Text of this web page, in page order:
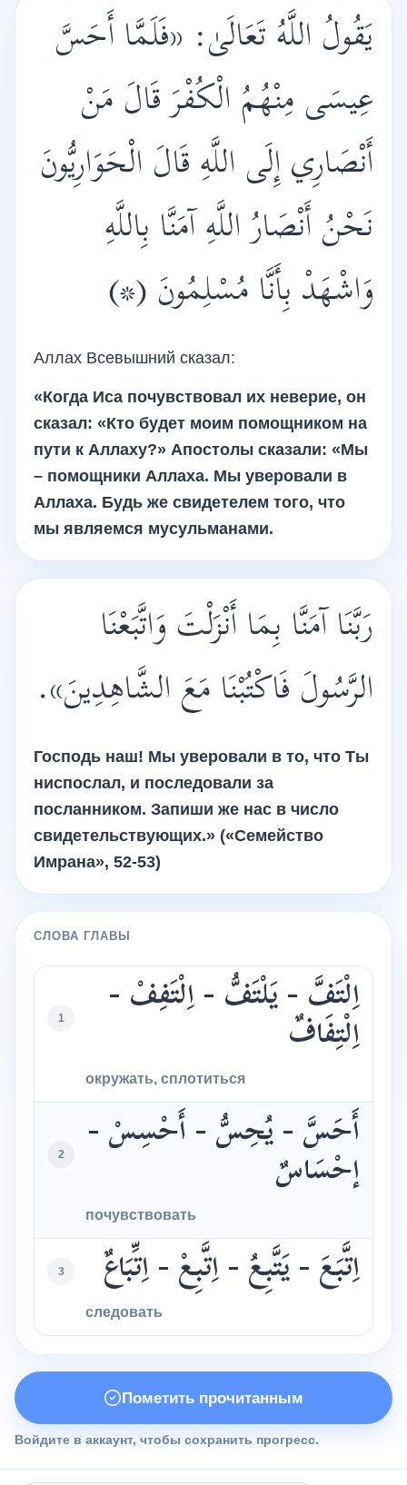
يَقُولُ اللَّهُ تَعَالَىٰ: «فَلَمَّا أَحَسَّ
عِيسَى مِنْهُمُ الْكُفْرَ قَالَ مَنْ
أَنْصَارِي إِلَى اللَّهِ قَالَ الْحَوَارِيُّونَ
نَحْنُ أَنْصَارُ اللَّهِ آمَنَّا بِاللَّهِ
وَاشْهَدْ بِأَنَّا مُسْلِمُونَ (*)
Аллах Всевышний сказал:
«Когда Иса почувствовал их неверие, он
сказал: «Кто будет моим помощником на
пути к Аллаху?» Апостолы сказали: «Мы
– помощники Аллаха. Мы уверовали в
Аллаха. Будь же свидетелем того, что
мы являемся мусульманами.
رَبَّنَا آمَنَّا بِمَا أَنْزَلْتَ وَاتَّبَعْنَا
الرَّسُولَ فَاكْتُبْنَا مَعَ الشَّاهِدِينَ».
Господь наш! Мы уверовали в то, что Ты
ниспослал, и последовали за
посланником. Запиши же нас в число
свидетельствующих.» («Семейство
Имрана», 52-53)
СЛОВА ГЛАВЫ
1 اِلْتَفَّ - يَلْتَفُّ - اِلْتَفِفْ -
اِلْتِفَافٌ
окружать, сплотиться
2 أَحَسَّ - يُحِسُّ - أَحْسِسْ -
إحْسَاسٌ
почувствовать
3 اِتَّبَعَ - يَتَّبِعُ - اِتَّبِعْ - اِتِّبَاعٌ
следовать
Пометить прочитанным
Войдите в аккаунт, чтобы сохранить прогресс.